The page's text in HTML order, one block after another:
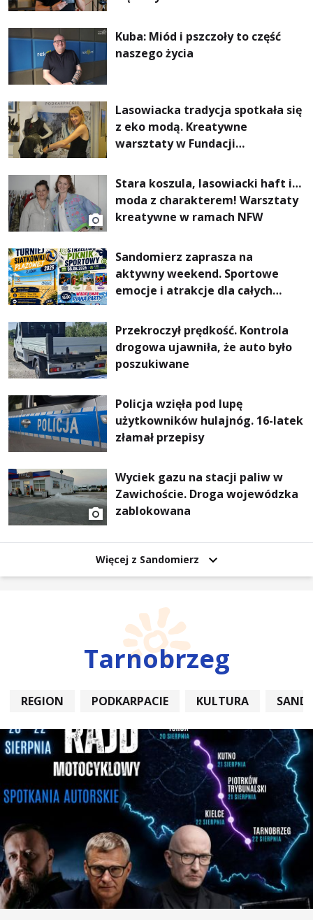
Kuba: Miód i pszczoły to część
naszego życia
Lasowiacka tradycja spotkała się
z eko modą. Kreatywne
warsztaty w Fundacji
Stara koszula, lasowiacki haft i…
moda z charakterem! Warsztaty
kreatywne w ramach NFW
Sandomierz zaprasza na
aktywny weekend. Sportowe
emocje i atrakcje dla całych
Przekroczył prędkość. Kontrola
drogowa ujawniła, że auto było
poszukiwane
Policja wzięła pod lupę
użytkowników hulajnóg. 16-latek
złamał przepisy
Wyciek gazu na stacji paliw w
Zawichoście. Droga wojewódzka
zablokowana
Więcej z Sandomierz
Tarnobrzeg
REGION PODKARPACIE KULTURA